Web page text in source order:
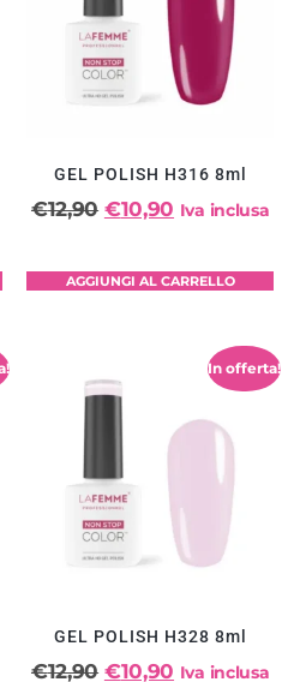
GEL POLISH H316 8ml
€12,90 €10,90 Iva inclusa
AGGIUNGI AL CARRELLO
In offerta!
GEL POLISH H328 8ml
€12,90 €10,90 Iva inclusa